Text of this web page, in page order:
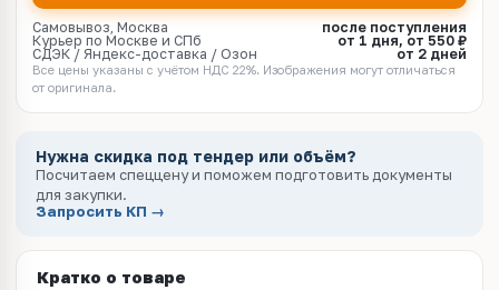
Самовывоз, Москва
после поступления
Курьер по Москве и СПб
от 1 дня, от 550 ₽
СДЭК / Яндекс-доставка / Озон
от 2 дней
Все цены указаны с учётом НДС 22%. Изображения могут отличаться
от оригинала.
Нужна скидка под тендер или объём?
Посчитаем спеццену и поможем подготовить документы
для закупки.
Запросить КП →
Кратко о товаре